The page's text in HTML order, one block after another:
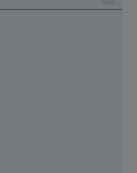
více...